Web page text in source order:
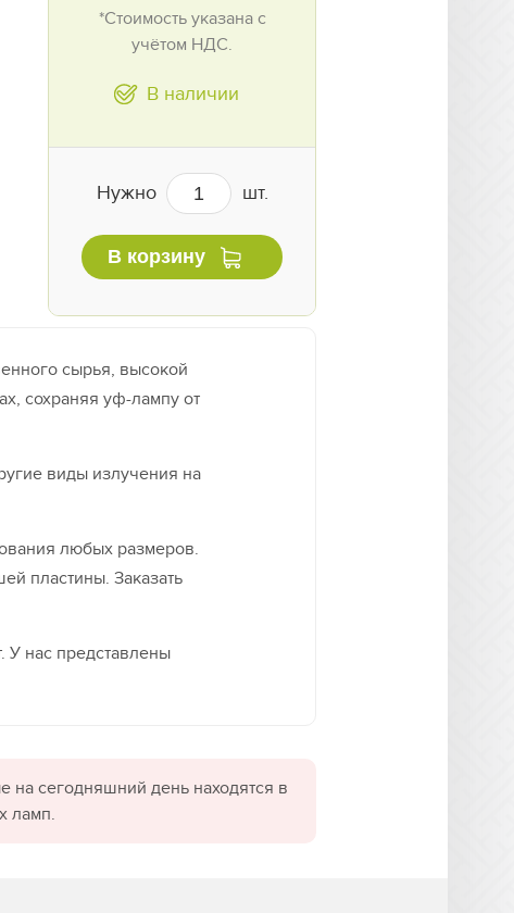
*Стоимость указана с
учётом НДС.
В наличии
Нужно шт.
В корзину
сырья, высокой
сохраняя уф-лампу от
виды излучения на
любых размеров.
пластины. Заказать
У нас представлены
на сегодняшний день находятся в
ламп.